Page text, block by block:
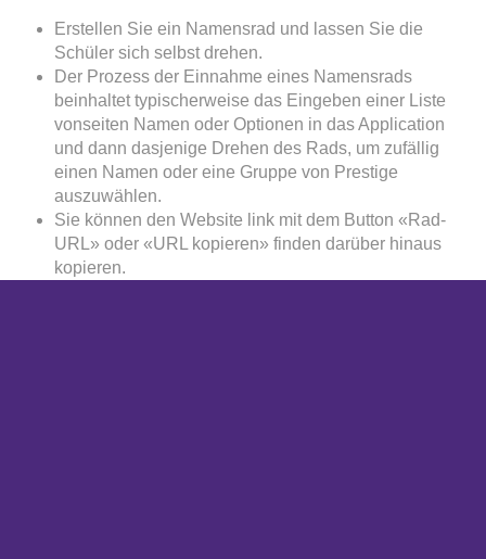
Erstellen Sie ein Namensrad und lassen Sie die
Schüler sich selbst drehen.
Der Prozess der Einnahme eines Namensrads
beinhaltet typischerweise das Eingeben einer Liste
vonseiten Namen oder Optionen in das Application
und dann dasjenige Drehen des Rads, um zufällig
einen Namen oder eine Gruppe von Prestige
auszuwählen.
Sie können den Website link mit dem Button «Rad-
URL» oder «URL kopieren» finden darüber hinaus
kopieren.